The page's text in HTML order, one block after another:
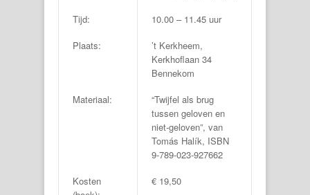
Tijd:
10.00 – 11.45 uur
Plaats:
’t Kerkheem,
Kerkhoflaan 34
Bennekom
Materiaal:
“Twijfel als brug
tussen geloven en
niet-geloven”, van
Tomás Halík, ISBN
9-789-023-927662
Kosten
€ 19,50